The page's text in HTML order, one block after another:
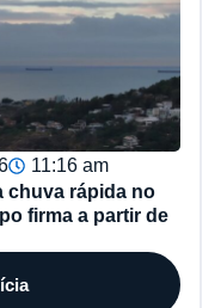
11:16 am
chuva rápida no
firma a partir de